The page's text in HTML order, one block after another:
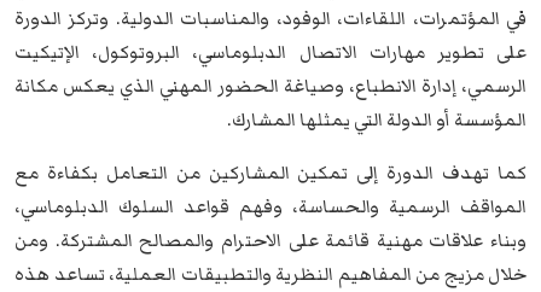
في المؤتمرات، اللقاءات، الوفود، والمناسبات الدولية. وتركز الدورة
على تطوير مهارات الاتصال الدبلوماسي، البروتوكول، الإتيكيت
الرسمي، إدارة الانطباع، وصياغة الحضور المهني الذي يعكس مكانة
المؤسسة أو الدولة التي يمثلها المشارك.
كما تهدف الدورة إلى تمكين المشاركين من التعامل بكفاءة مع
المواقف الرسمية والحساسة، وفهم قواعد السلوك الدبلوماسي،
وبناء علاقات مهنية قائمة على الاحترام والمصالح المشتركة. ومن
خلال مزيج من المفاهيم النظرية والتطبيقات العملية، تساعد هذه